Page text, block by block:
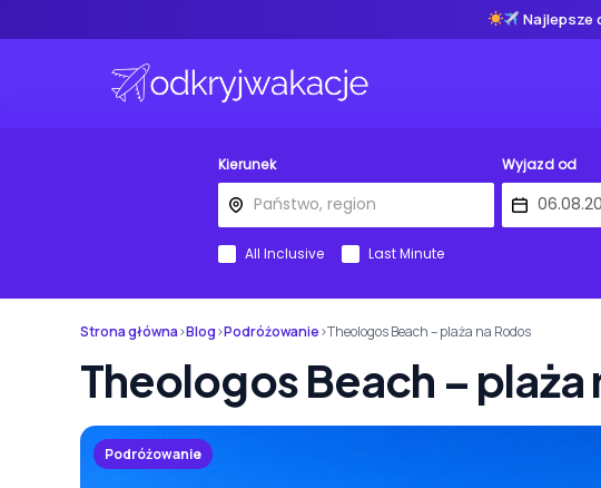
Najlepsze
Kierunek Wyjazd od
All Inclusive Last Minute
Strona główna›Blog›Podróżowanie›Theologos Beach – plaża na Rodos
Theologos Beach – plaża
Podróżowanie